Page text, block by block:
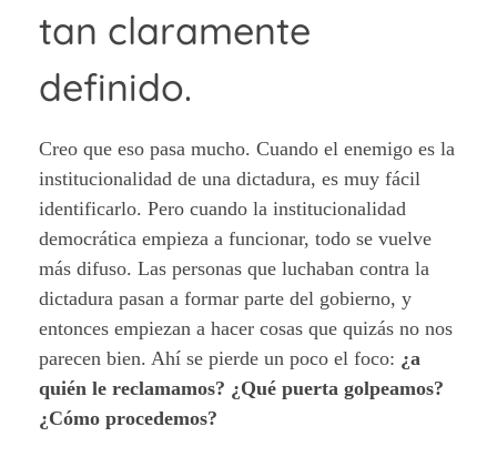
tan claramente
definido.
Creo que eso pasa mucho. Cuando el enemigo es la
institucionalidad de una dictadura, es muy fácil
identificarlo. Pero cuando la institucionalidad
democrática empieza a funcionar, todo se vuelve
más difuso. Las personas que luchaban contra la
dictadura pasan a formar parte del gobierno, y
entonces empiezan a hacer cosas que quizás no nos
parecen bien. Ahí se pierde un poco el foco: ¿a
quién le reclamamos? ¿Qué puerta golpeamos?
¿Cómo procedemos?